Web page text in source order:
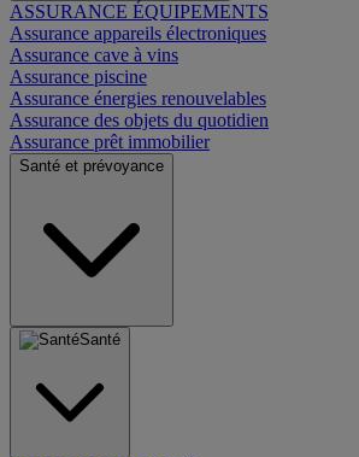
ASSURANCE ÉQUIPEMENTS
Assurance appareils électroniques
Assurance cave à vins
Assurance piscine
Assurance énergies renouvelables
Assurance des objets du quotidien
Assurance prêt immobilier
Santé et prévoyance
Santé